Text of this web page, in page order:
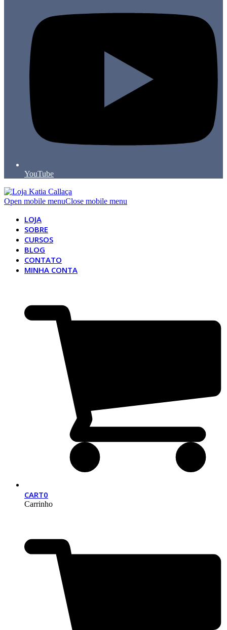
YouTube
Open mobile menuClose mobile menu
LOJA
SOBRE
CURSOS
BLOG
CONTATO
MINHA CONTA
CART0
Carrinho